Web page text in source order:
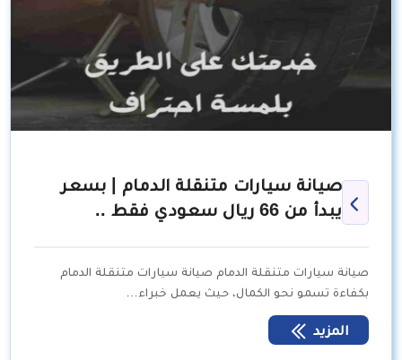
صيانة سيارات متنقلة الدمام | بسعر
يبدأ من 66 ريال سعودي فقط ..
صيانة سيارات متنقلة الدمام صيانة سيارات متنقلة الدمام
بكفاءة تسمو نحو الكمال، حيث يعمل خبراء…
المزيد